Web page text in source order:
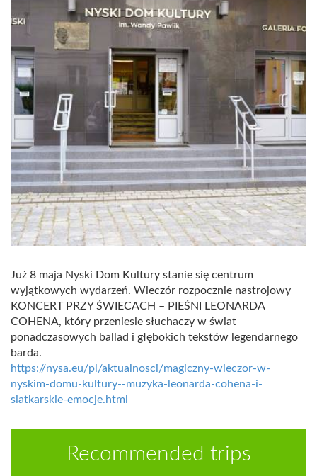
Już 8 maja Nyski Dom Kultury stanie się centrum
wyjątkowych wydarzeń. Wieczór rozpocznie nastrojowy
KONCERT PRZY ŚWIECACH – PIEŚNI LEONARDA
COHENA, który przeniesie słuchaczy w świat
ponadczasowych ballad i głębokich tekstów legendarnego
barda.
https://nysa.eu/pl/aktualnosci/magiczny-wieczor-w-
nyskim-domu-kultury--muzyka-leonarda-cohena-i-
siatkarskie-emocje.html
Recommended trips